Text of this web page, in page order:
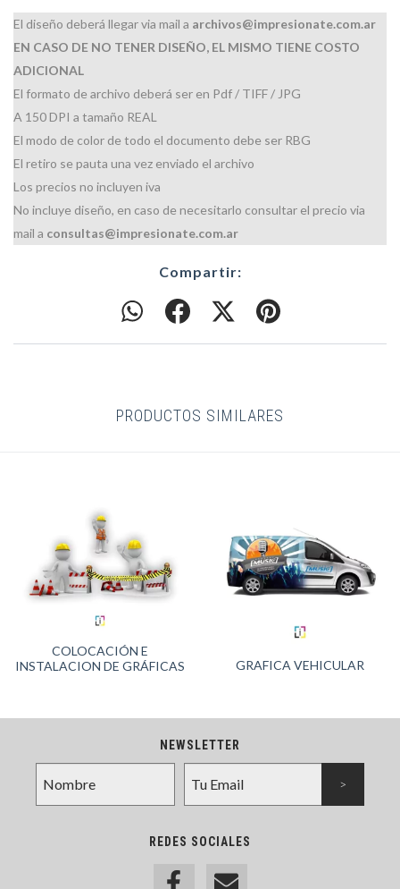
El diseño deberá llegar via mail a archivos@impresionate.com.ar
EN CASO DE NO TENER DISEÑO, EL MISMO TIENE COSTO
ADICIONAL
El formato de archivo deberá ser en Pdf / TIFF / JPG
A 150 DPI a tamaño REAL
El modo de color de todo el documento debe ser RBG
El retiro se pauta una vez enviado el archivo
Los precios no incluyen iva
No incluye diseño, en caso de necesitarlo consultar el precio via
mail a consultas@impresionate.com.ar
Compartir:
PRODUCTOS SIMILARES
COLOCACIÓN E
INSTALACION DE GRÁFICAS
GRAFICA VEHICULAR
NEWSLETTER
REDES SOCIALES